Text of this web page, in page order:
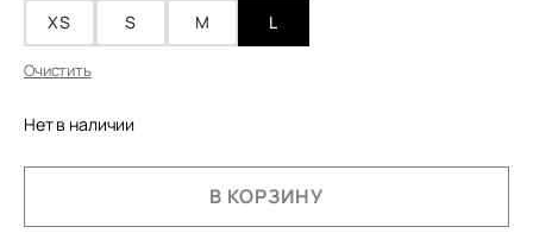
XS S M L
Очистить
Нет в наличии
ДВУБОРТНЫЙ
В КОРЗИНУ